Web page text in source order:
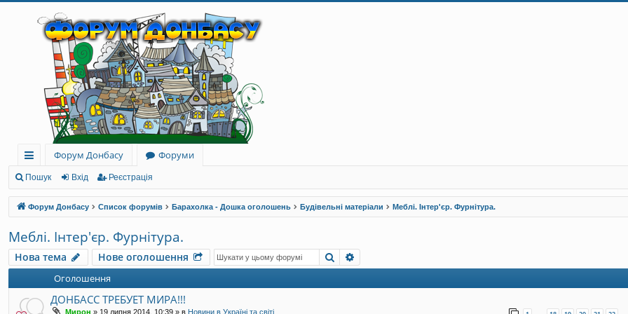
ви
дк
и
й
до
ст
уп
Форум Донбасу
Форуми
Пошук Вхід Реєстрація
Форум Донбасу Список форумів Барахолка - Дошка оголошень Будівельні матеріали Меблі. Інтер'єр. Фурнітура.
Меблі. Інтер'єр. Фурнітура.
Нова тема Нове оголошення Пошук
Оголошення
ДОНБАСС ТРЕБУЕТ МИРА!!!
Мирон » 19 липня 2014, 10:39 » в Новини в Україні та світі